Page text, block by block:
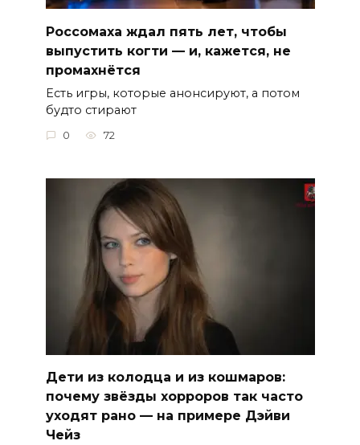
Россомаха ждал пять лет, чтобы
выпустить когти — и, кажется, не
промахнётся
Есть игры, которые анонсируют, а потом
будто стирают
0 72
Дети из колодца и из кошмаров:
почему звёзды хорроров так часто
уходят рано — на примере Дэйви
Чейз